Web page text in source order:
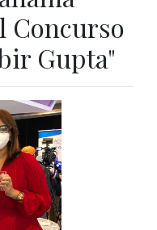
Concurso
Gupta"